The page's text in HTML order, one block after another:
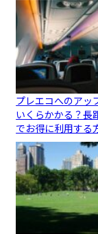
プレエコへのアッ
いくらかかる？長
でお得に利用する